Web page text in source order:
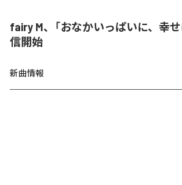
fairy M、「おなかいっぱいに、幸
信開始
新曲情報